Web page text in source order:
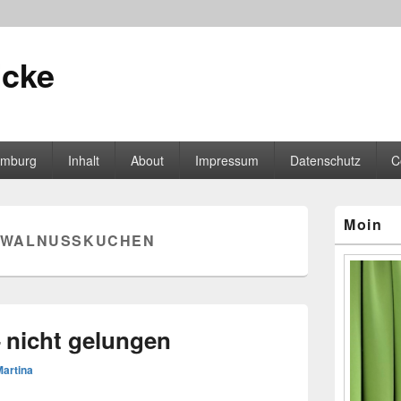
Inhalt About Impressum Datenschutz
WALNUSSKUCHEN
gelungen
Seitenleisten-
Moin